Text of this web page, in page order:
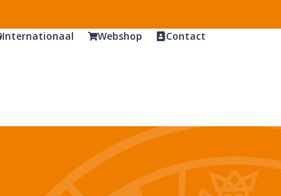
Internationaal Webshop Contact